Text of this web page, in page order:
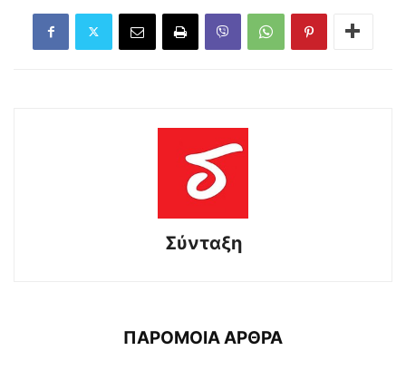
Σύνταξη
ΠΑΡΟΜΟΙΑ ΑΡΘΡΑ